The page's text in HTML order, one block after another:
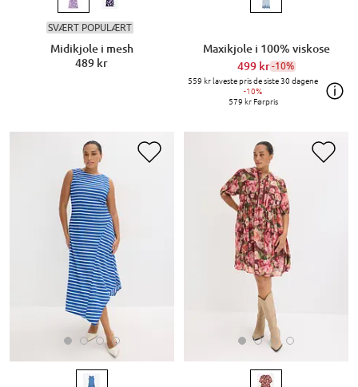
SVÆRT POPULÆRT
Midikjole i mesh
489 kr
Maxikjole i 100% viskose
499 kr-10%
559 krlaveste pris de siste 30 dagene
-10%
579 krFørpris